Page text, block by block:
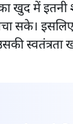
खुद में इतनी
सके। इसलिए